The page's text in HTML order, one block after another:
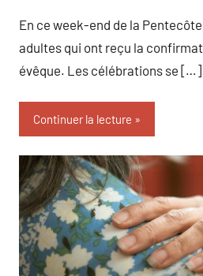
Warnier
En ce week-end de la
adultes qui ont reçu la
évêque. Les célébrations se […]
Continuer la lecture